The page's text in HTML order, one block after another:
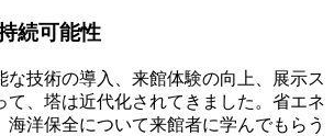
続可能性
な技術の導入、来館体験の向上、展示ス
て、塔は近代化されてきました。省エネ
海洋保全について来館者に学んでもらう